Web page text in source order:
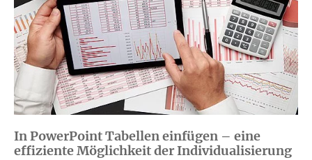
In PowerPoint Tabellen einfügen – eine
effiziente Möglichkeit der Individualisierung